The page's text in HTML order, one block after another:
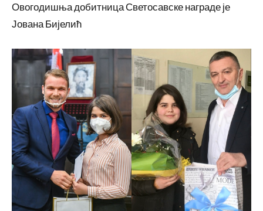
Овогодишња добитница Светосавске награде је
Јована Бијелић